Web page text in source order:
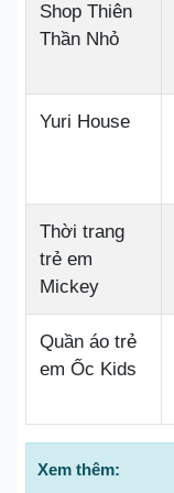
Shop Thiên
Thần Nhỏ
Yuri House
Thời trang
trẻ em
Mickey
Quần áo trẻ
em Ốc Kids
Xem thêm: